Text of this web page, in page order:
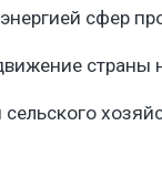
сфер
страны